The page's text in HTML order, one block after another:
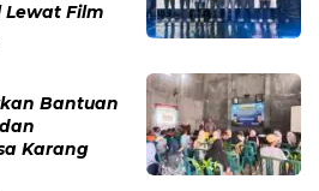
Film
Bantuan
Karang